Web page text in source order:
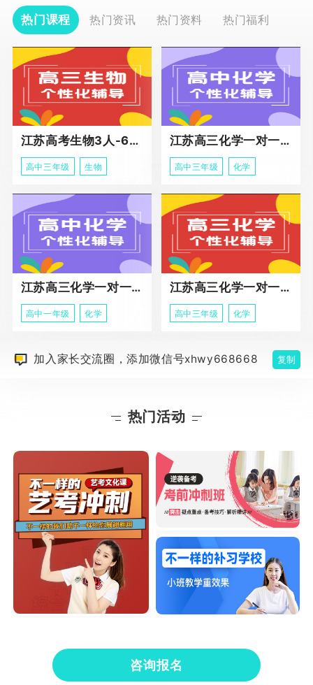
热门课程 热门资讯 热门资料 热门福利
江苏高考生物3人-6人小班助力课程
高中三年级 生物
江苏高三化学一对一个性化冲刺辅导
高中三年级 化学
江苏高三化学一对一个性化辅导
高中一年级 化学
江苏高三化学一对一冲刺辅导课程
高中三年级 化学
加入家长交流圈，添加微信号xhwy668668 复制
热门活动
咨询报名